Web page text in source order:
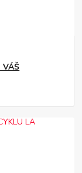
VÁŠ